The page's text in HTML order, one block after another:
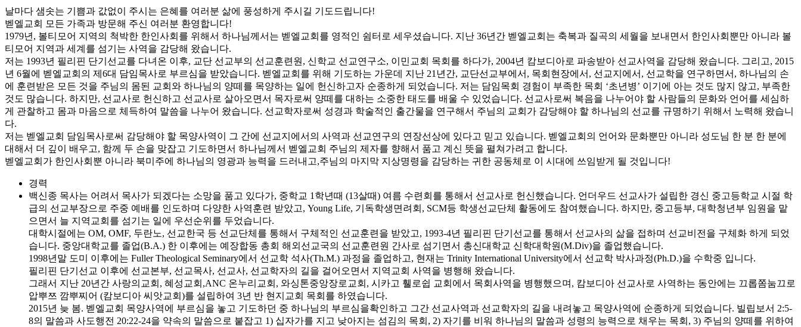
날마다 샘솟는 기쁨과 값없이 주시는 은혜를 여러분 삶에 풍성하게 주시길 기도드립니다!
벧엘교회 모든 가족과 방문해 주신 여러분 환영합니다!
1979년, 볼티모어 지역의 척박한 한인사회를 위해서 하나님께서는 벧엘교회를 영적인 쉼터로 세우셨습니다. 지난 36년간 벧엘교회는 축복과 질곡의 세월을 보내면서 한인사회뿐만 아니라 볼
티모어 지역과 세계를 섬기는 사역을 감당해 왔습니다.
저는 1993년 필리핀 단기선교를 다녀온 이후, 교단 선교부의 선교훈련원, 신학교 선교연구소, 이민교회 목회를 하다가, 2004년 캄보디아로 파송받아 선교사역을 감당해 왔습니다. 그리고, 2015
년 6월에 벧엘교회의 제6대 담임목사로 부르심을 받았습니다. 벧엘교회를 위해 기도하는 가운데 지난 21년간, 교단선교부에서, 목회현장에서, 선교지에서, 선교학을 연구하면서, 하나님의 손
에 훈련받은 모든 것을 주님의 몸된 교회와 하나님의 양떼를 목양하는 일에 헌신하고자 순종하게 되었습니다. 저는 담임목회 경험이 부족한 목회 ‘초년병’ 이기에 아는 것도 많지 않고, 부족한
것도 많습니다. 하지만, 선교사로 헌신하고 선교사로 살아오면서 목자로써 양떼를 대하는 소중한 태도를 배울 수 있었습니다. 선교사로써 복음을 나누어야 할 사람들의 문화와 언어를 세심하
게 관찰하고 몸과 마음으로 체득하여 말씀을 나누어 왔습니다. 선교학자로써 성경과 학술적인 출간물을 연구해서 주님의 교회가 감당해야 할 하나님의 선교를 규명하기 위해서 노력해 왔습니
다.
저는 벧엘교회 담임목사로써 감당해야 할 목양사역이 그 간에 선교지에서의 사역과 선교연구의 연장선상에 있다고 믿고 있습니다. 벧엘교회의 언어와 문화뿐만 아니라 성도님 한 분 한 분에
대해서 더 깊이 배우고, 함께 두 손을 맞잡고 기도하면서 하나님께서 벧엘교회 주님의 제자를 향해서 품고 계신 뜻을 펼쳐가려고 합니다.
벧엘교회가 한인사회뿐 아니라 북미주에 하나님의 영광과 능력을 드러내고,주님의 마지막 지상명령을 감당하는 귀한 공동체로 이 시대에 쓰임받게 될 것입니다!
경력
백신종 목사는 어려서 목사가 되겠다는 소망을 품고 있다가, 중학교 1학년때 (13살때) 여름 수련회를 통해서 선교사로 헌신했습니다. 언더우드 선교사가 설립한 경신 중고등학교 시절 학
급의 선교부장으로 주중 예배를 인도하며 다양한 사역훈련 받았고, Young Life, 기독학생면려회, SCM등 학생선교단체 활동에도 참여했습니다. 하지만, 중고등부, 대학청년부 임원을 맡
으면서 늘 지역교회를 섬기는 일에 우선순위를 두었습니다.
대학시절에는 OM, OMF, 두란노, 선교한국 등 선교단체를 통해서 구체적인 선교훈련을 받았고, 1993-4년 필리핀 단기선교를 통해서 선교사의 삶을 접하며 선교비전을 구체화 하게 되었
습니다. 중앙대학교를 졸업(B.A.) 한 이후에는 예장합동 총회 해외선교국의 선교훈련원 간사로 섬기면서 총신대학교 신학대학원(M.Div)을 졸업했습니다.
1998년말 도미 이후에는 Fuller Theological Seminary에서 선교학 석사(Th.M.) 과정을 졸업하고, 현재는 Trinity International University에서 선교학 박사과정(Ph.D.)을 수학중 입니다.
필리핀 단기선교 이후에 선교본부, 선교목사, 선교사, 선교학자의 길을 걸어오면서 지역교회 사역을 병행해 왔습니다.
그래서 지난 20년간 사랑의교회, 혜성교회,ANC 온누리교회, 와싱톤중앙장로교회, 시카고 휄로쉽 교회에서 목회사역을 병행했으며, 캄보디아 선교사로 사역하는 동안에는 끄롭쫌눔끄로
압뿌쯔 깜뿌찌어 (캄보디아 씨앗교회)를 설립하여 3년 반 현지교회 목회를 하였습니다.
2015년 늦 봄. 벧엘교회 목양사역에 부르심을 놓고 기도하던 중 하나님의 부르심을확인하고 그간 선교사역과 선교학자의 길을 내려놓고 목양사역에 순종하게 되었습니다. 빌립보서 2:5-
8의 말씀과 사도행전 20:22-24을 약속의 말씀으로 붙잡고 1) 십자가를 지고 낮아지는 섬김의 목회, 2) 자기를 비워 하나님의 말씀과 성령의 능력으로 채우는 목회, 3) 주님의 양떼를 위하여